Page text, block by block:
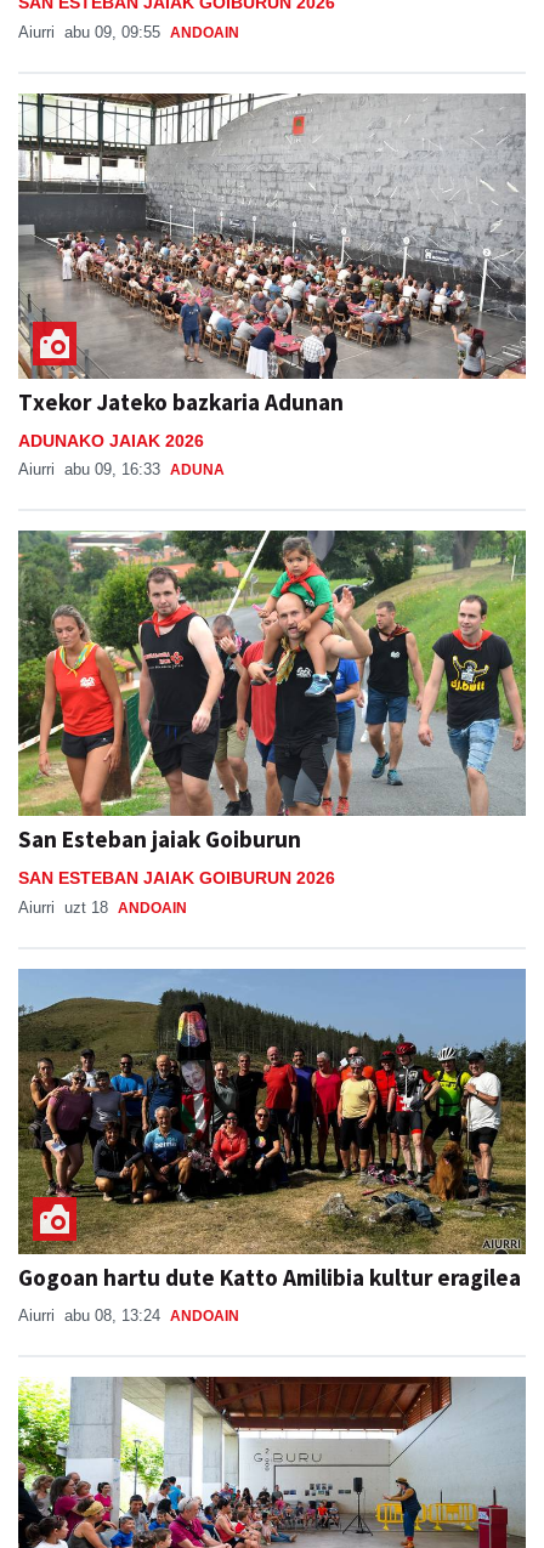
Aiurri abu 09, 09:55 ANDOAIN
Txekor Jateko bazkaria Adunan
ADUNAKO JAIAK 2026
Aiurri abu 09, 16:33 ADUNA
San Esteban jaiak Goiburun
SAN ESTEBAN JAIAK GOIBURUN 2026
Aiurri uzt 18 ANDOAIN
Gogoan hartu dute Katto Amilibia kultur eragilea
Aiurri abu 08, 13:24 ANDOAIN